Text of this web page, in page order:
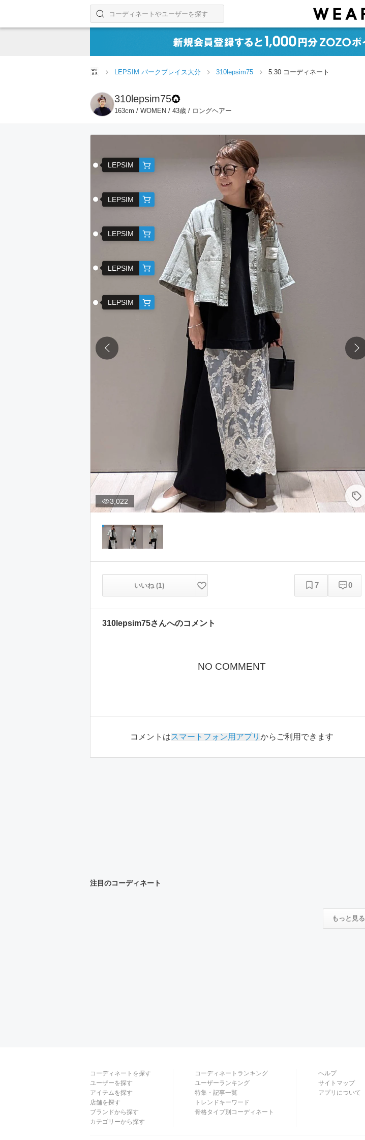
コーディネートやユーザーを探す
検索する
LEPSIM パークプレイス大分 310lepsim75 5.30 コーディネート
310lepsim75
163cm / WOMEN / 43歳 / ロングヘアー
LEPSIM
LEPSIM
LEPSIM
LEPSIM
LEPSIM
3,022
いいね (1) 7 0
310lepsim75さんへのコメント
NO COMMENT
コメントはスマートフォン用アプリ からご利用できます
注目のコーディネート
もっと見る
コーディネートを探す
ユーザーを探す
アイテムを探す
店舗を探す
ブランドから探す
カテゴリーから探す
コーディネートランキング
ユーザーランキング
特集・記事一覧
トレンドキーワード
骨格タイプ別コーディネート
ヘルプ
サイトマップ
アプリについて